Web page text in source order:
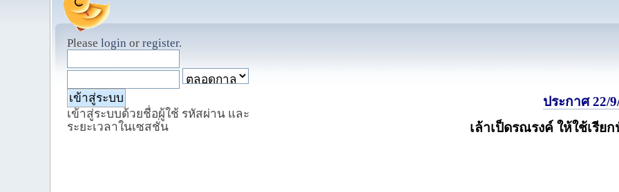
Please login or register.
เข้าสู่ระบบด้วยชื่อผู้ใช้ รหัสผ่าน และ
ระยะเวลาในเซสชั่น
ประกาศ 22/
เล้าเป็ดรณรงค์ ให้ใช้เรีย